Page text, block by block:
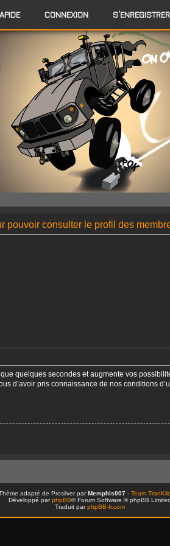
CONNEXION S’ENREGISTRER
pouvoir consulter le profil des
quelques secondes et augmente vos
d’avoir pris connaissance de nos conditions
adapté de Prosilver parMemphis007 - Team
Développé parphpBB® Forum Software © phpBB Limited
Traduit parphpBB-fr.com